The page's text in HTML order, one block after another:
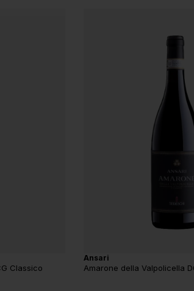
Classico
Ansari
Amarone della Valpolicella